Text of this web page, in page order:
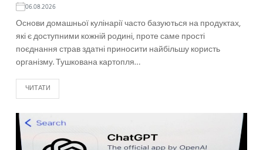
06.08.2026
Основи домашньої кулінарії часто базуються на продуктах,
які є доступними кожній родині, проте саме прості
поєднання страв здатні приносити найбільшу користь
організму. Тушкована картопля…
ЧИТАТИ